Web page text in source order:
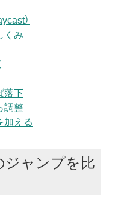
）
くみ
落下
調整
加える
ジャンプを比